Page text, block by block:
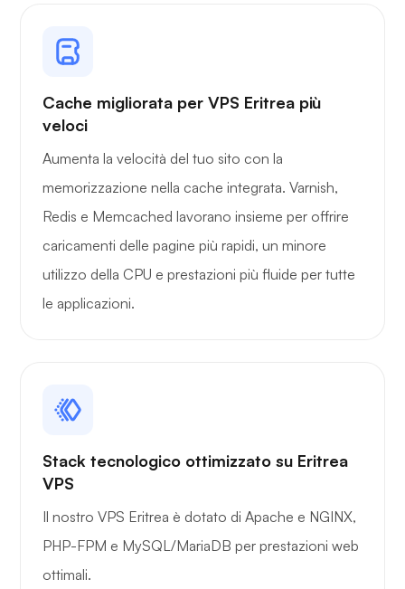
Cache migliorata per VPS Eritrea più
veloci
Aumenta la velocità del tuo sito con la
memorizzazione nella cache integrata. Varnish,
Redis e Memcached lavorano insieme per offrire
caricamenti delle pagine più rapidi, un minore
utilizzo della CPU e prestazioni più fluide per tutte
le applicazioni.
Stack tecnologico ottimizzato su Eritrea
VPS
Il nostro VPS Eritrea è dotato di Apache e NGINX,
PHP-FPM e MySQL/MariaDB per prestazioni web
ottimali.